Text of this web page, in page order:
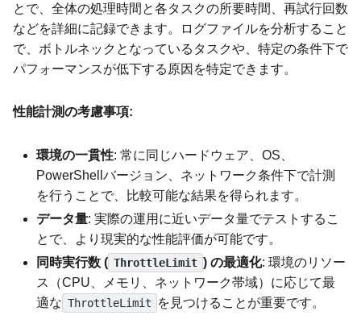
とで、全体の処理時間と各タスクの所要時間、再試行回数
などを詳細に記録できます。ログファイルを分析すること
で、ボトルネックとなっているタスクや、特定の条件下で
パフォーマンスが低下する原因を特定できます。
性能計測の考慮事項:
環境の一貫性: 常に同じハードウェア、OS、
PowerShellバージョン、ネットワーク条件下で計測
を行うことで、比較可能な結果を得られます。
データ量: 実際の運用に近いデータ量でテストするこ
とで、より現実的な性能評価が可能です。
同時実行数 ( ThrottleLimit ) の最適化: 環境のリソー
ス（CPU、メモリ、ネットワーク帯域）に応じて最
適な ThrottleLimit を見つけることが重要です。